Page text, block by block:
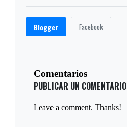
Blogger Facebook
Comentarios
PUBLICAR UN COMENTARIO
Leave a comment. Thanks!